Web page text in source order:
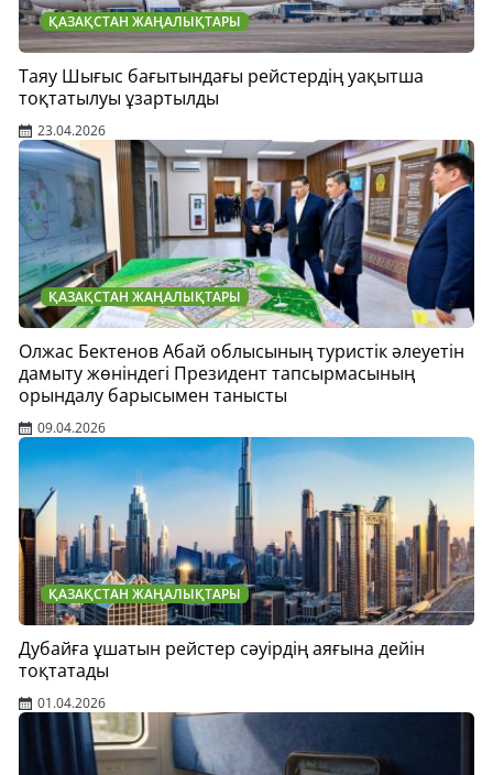
ҚАЗАҚСТАН ЖАҢАЛЫҚТАРЫ
Таяу Шығыс бағытындағы рейстердің уақытша
тоқтатылуы ұзартылды
23.04.2026
ҚАЗАҚСТАН ЖАҢАЛЫҚТАРЫ
Олжас Бектенов Абай облысының туристік әлеуетін
дамыту жөніндегі Президент тапсырмасының
орындалу барысымен танысты
09.04.2026
ҚАЗАҚСТАН ЖАҢАЛЫҚТАРЫ
Дубайға ұшатын рейстер сәуірдің аяғына дейін
тоқтатады
01.04.2026